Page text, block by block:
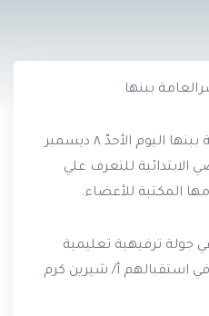
استقبلت مكتبة مصر العامة ببنها اليوم الأحدّ ٨ ديسمبر
الابتدائية للتعرف علي
المكتبة للأعضاء.
ترفيهية تعليمية
استقبالهم أ/ شيرين كرم